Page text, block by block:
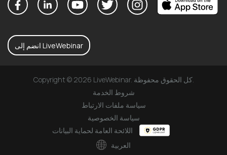
انضم إلى LiveWebinar
Copyright © 2026 LiveWebinar. كل الحقوق محفوظة.
شروط الخدمة
سياسة ملفات الارتباط
سياسة الخصوصية
العربية